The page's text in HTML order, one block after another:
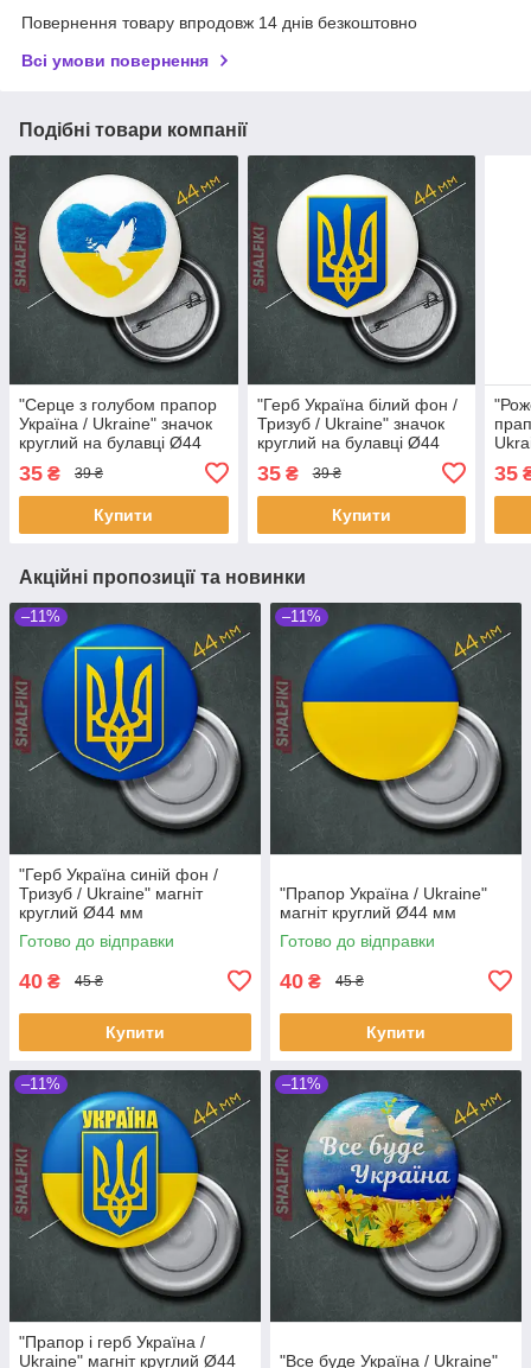
Повернення товару впродовж 14 днів безкоштовно
Всі умови повернення
Подібні товари компанії
"Серце з голубом прапор
Україна / Ukraine" значок
круглий на булавці Ø44
35 ₴ 39 ₴
Купити
"Герб Українa білий фон /
Тризуб / Ukraine" значок
круглий на булавці Ø44
35₴ 39 ₴
Купити
35
Акційні пропозиції та новинки
–11%
"Герб Українa синій фон /
Тризуб / Ukraine" магніт
круглий Ø44 мм
Готово до відправки
40 ₴ 45 ₴
Купити
–11%
"Прапор Українa / Ukraine"
магніт круглий Ø44 мм
Готово до відправки
40 ₴ 45 ₴
Купити
–11%
"Прапор і герб Українa /
Ukraine" магніт круглий Ø44
–11%
"Все буде Україна / Ukraine"